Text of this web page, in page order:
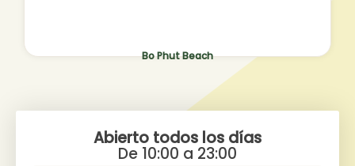
Bo Phut Beach
Abierto todos los días
De 10:00 a 23:00